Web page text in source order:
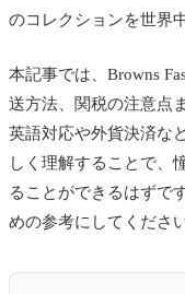
のコレクションを世界
本記事では、Browns
送方法、関税の注意点
英語対応や外貨決済な
しく理解することで、
ることができるはずで
めの参考にしてください